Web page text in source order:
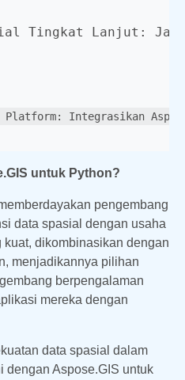
Tingkat Lanjut:
Integrasikan
untuk Python?
pengembang
data spasial dengan usaha
dikombinasikan dengan
menjadikannya pilihan
berpengalaman
mereka dengan
data spasial dalam
dengan Aspose.GIS untuk